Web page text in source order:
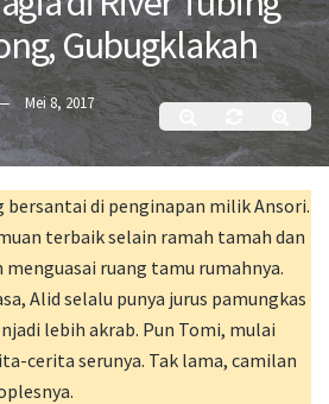
Gubugklakah
Mei 8, 2017
bersantai di penginapan milik Ansori.
terbaik selain ramah tamah dan
menguasai ruang tamu rumahnya.
Alid selalu punya jurus pamungkas
lebih akrab. Pun Tomi, mulai
cerita serunya. Tak lama, camilan